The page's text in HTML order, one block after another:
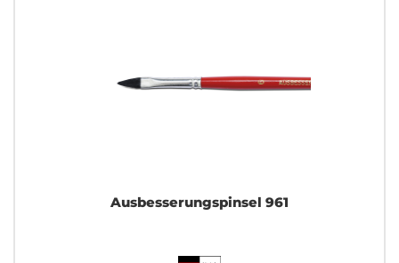
Ausbesserungspinsel 961